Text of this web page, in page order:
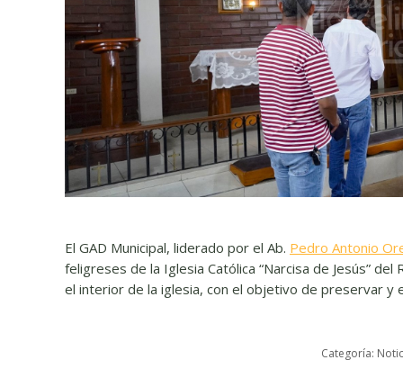
El GAD Municipal, liderado por el Ab. Pedro Antonio
feligreses de la Iglesia Católica “Narcisa de Jesús”
el interior de la iglesia, con el objetivo de preservar y
Categoría: